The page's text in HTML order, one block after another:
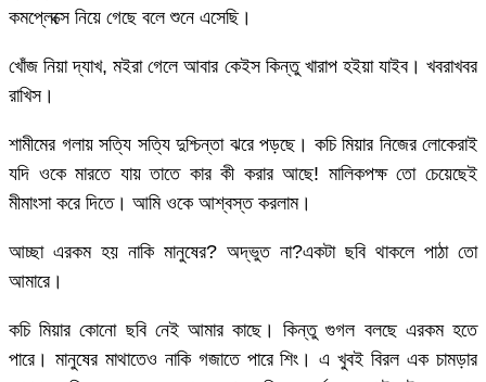
কমপ্লেক্সে নিয়ে গেছে বলে শুনে এসেছি।
খোঁজ নিয়া দ্যাখ, মইরা গেলে আবার কেইস কিন্তু খারাপ হইয়া যাইব। খবরাখবর
রাখিস।
শামীমের গলায় সত্যি সত্যি দুশ্চিন্তা ঝরে পড়ছে। কচি মিয়ার নিজের লোকেরাই
যদি ওকে মারতে যায় তাতে কার কী করার আছে! মালিকপক্ষ তো চেয়েছেই
মীমাংসা করে দিতে। আমি ওকে আশ্বস্ত করলাম।
আচ্ছা এরকম হয় নাকি মানুষের? অদ্ভুত না?একটা ছবি থাকলে পাঠা তো
আমারে।
কচি মিয়ার কোনো ছবি নেই আমার কাছে। কিন্তু গুগল বলছে এরকম হতে
পারে। মানুষের মাথাতেও নাকি গজাতে পারে শিং। এ খুবই বিরল এক চামড়ার